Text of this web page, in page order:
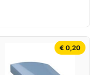
€ 0,20